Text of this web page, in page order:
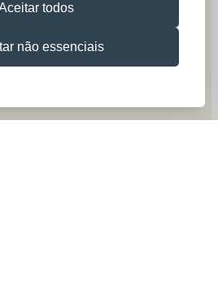
todos
não essenciais